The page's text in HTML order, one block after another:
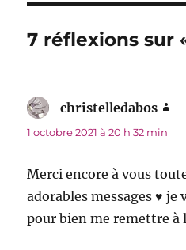
7 réflexions sur
christelledabos
1 octobre 2021 à 20 h 32 min
Merci encore à vous
adorables messages ♥
pour bien me remettre à